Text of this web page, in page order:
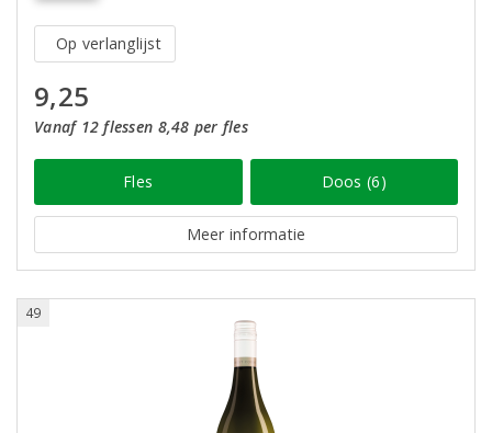
Op verlanglijst
9,25
Vanaf 12 flessen 8,48 per fles
Fles Doos (6)
Meer informatie
49